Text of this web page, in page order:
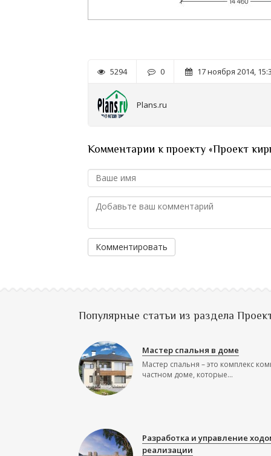
5294 0 17 ноября 2014,
Plans.ru
Комментарии к проекту «Проект
Комментировать
Популярные статьи из раздела
Мастер спальня в доме
Мастер спальня – это комплекс
частном доме, которые...
Разработка и управление
реализации